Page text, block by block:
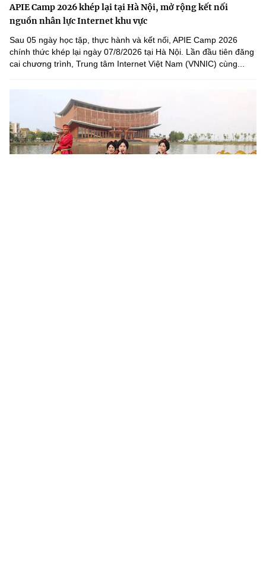
APIE Camp 2026 khép lại tại Hà Nội, mở rộng kết nối
nguồn nhân lực Internet khu vực
Sau 05 ngày học tập, thực hành và kết nối, APIE Camp 2026
chính thức khép lại ngày 07/8/2026 tại Hà Nội. Lần đầu tiên đăng
cai chương trình, Trung tâm Internet Việt Nam (VNNIC) cùng...